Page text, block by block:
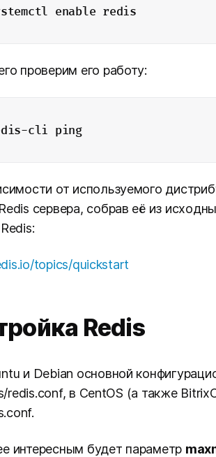
enable redis
проверим его работу:
cli ping
от используемого
сервера, собрав её из
topics/quickstart
Redis
и Debian основной
redis.conf, в CentOS (а также
интересным будет параметр